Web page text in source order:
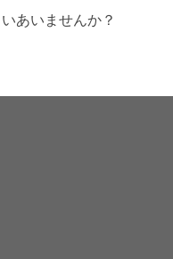
あいませんか？